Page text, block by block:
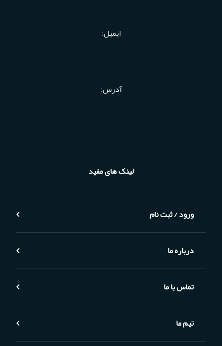
ایمیل:
آدرس:
لینک های مفید
ورود / ثبت نام
درباره ما
تماس با ما
تیم ما